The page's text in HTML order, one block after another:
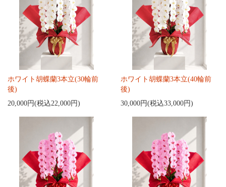
ホワイト胡蝶蘭3本立(30輪前
後)
20,000円(税込22,000円)
ホワイト胡蝶蘭3本立(40輪前
後)
30,000円(税込33,000円)